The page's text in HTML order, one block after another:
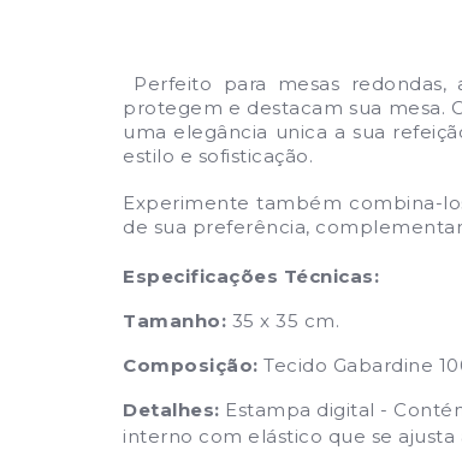
Perfeito para mesas
protegem e destacam sua mesa.
uma elegância unica a sua
estilo e sofisticação.
Experimente também combina-
de sua preferência,
Especificações Técnicas:
Tamanho: 35 x 35 cm.
Composição: Tecido Gabardine
Detalhes: Estampa digital -
interno com elástico que se